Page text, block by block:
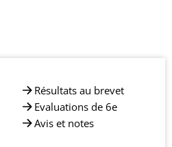
Résultats au brevet
Evaluations de 6e
Avis et notes